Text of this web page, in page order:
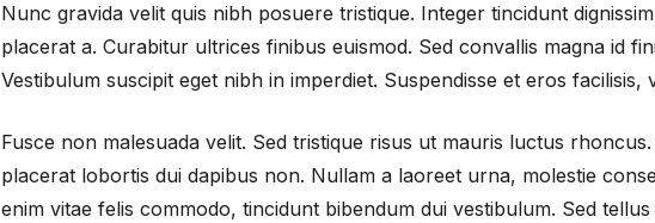
Nunc gravida velit quis nibh posuere tristique. Integer tincidunt
placerat a. Curabitur ultrices finibus euismod. Sed convallis magna id
Vestibulum suscipit eget nibh in imperdiet. Suspendisse et eros facilisis,
Fusce non malesuada velit. Sed tristique risus ut mauris luctus
placerat lobortis dui dapibus non. Nullam a laoreet urna, molestie
enim vitae felis commodo, tincidunt bibendum dui vestibulum. Sed